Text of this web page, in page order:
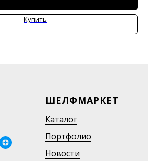
Купить
ШЕЛФМАРКЕТ
Каталог
Портфолио
Новости